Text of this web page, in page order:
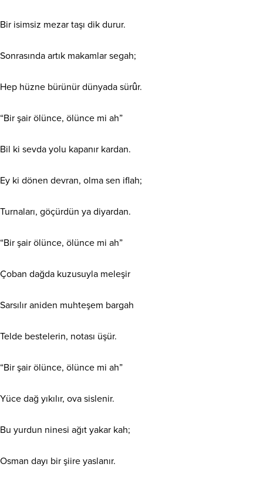
Bir isimsiz mezar taşı dik durur.
Sonrasında artık makamlar segah;
Hep hüzne bürünür dünyada sürûr.
“Bir şair ölünce, ölünce mi ah”
Bil ki sevda yolu kapanır kardan.
Ey ki dönen devran, olma sen iflah;
Turnaları, göçürdün ya diyardan.
“Bir şair ölünce, ölünce mi ah”
Çoban dağda kuzusuyla meleşir
Sarsılır aniden muhteşem bargah
Telde bestelerin, notası üşür.
“Bir şair ölünce, ölünce mi ah”
Yüce dağ yıkılır, ova sislenir.
Bu yurdun ninesi ağıt yakar kah;
Osman dayı bir şiire yaslanır.